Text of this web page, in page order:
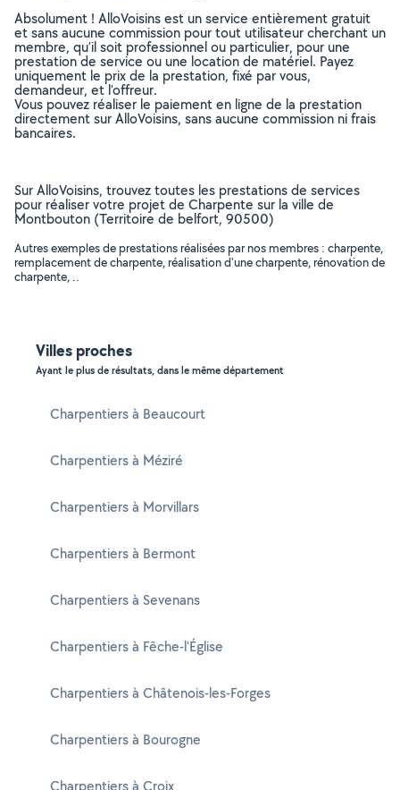
Absolument ! AlloVoisins est un service entièrement gratuit
et sans aucune commission pour tout utilisateur cherchant un
membre, qu’il soit professionnel ou particulier, pour une
prestation de service ou une location de matériel. Payez
uniquement le prix de la prestation, fixé par vous,
demandeur, et l’offreur.
Vous pouvez réaliser le paiement en ligne de la prestation
directement sur AlloVoisins, sans aucune commission ni frais
bancaires.
Sur AlloVoisins, trouvez toutes les prestations de services
pour réaliser votre projet de Charpente sur la ville de
Montbouton (Territoire de belfort, 90500)
Autres exemples de prestations réalisées par nos membres : charpente,
remplacement de charpente, réalisation d'une charpente, rénovation de
charpente, ..
Villes proches
Ayant le plus de résultats, dans le même département
Charpentiers à Beaucourt
Charpentiers à Méziré
Charpentiers à Morvillars
Charpentiers à Bermont
Charpentiers à Sevenans
Charpentiers à Fêche-l'Église
Charpentiers à Châtenois-les-Forges
Charpentiers à Bourogne
Charpentiers à Croix